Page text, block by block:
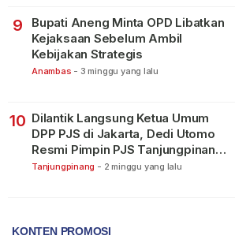
9
Bupati Aneng Minta OPD Libatkan
Kejaksaan Sebelum Ambil
Kebijakan Strategis
Anambas - 3 minggu yang lalu
10 Dilantik Langsung Ketua Umum
DPP PJS di Jakarta, Dedi Utomo
Resmi Pimpin PJS Tanjungpinang-
Bintan
Tanjungpinang - 2 minggu yang lalu